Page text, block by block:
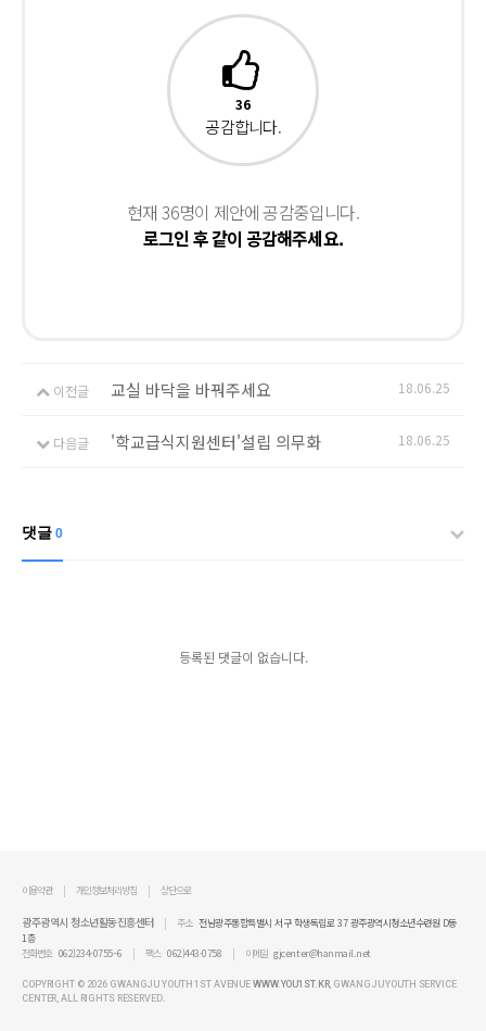
36
공감합니다.
현재 36명이 제안에 공감중입니다.
로그인 후 같이 공감해주세요.
이전글 교실 바닥을 바꿔주세요 18.06.25
다음글 '학교급식지원센터'설립 의무화 18.06.25
댓글 0
등록된 댓글이 없습니다.
이용약관 개인정보처리방침 상단으로
광주광역시 청소년활동진흥센터 주소 전남광주통합특별시 서구 학생독립로 37 광주광역시청소년수련원 D동
1층
전화번호 062)234-0755~6 팩스 062)443-0758 이메일 gjcenter@hanmail.net
COPYRIGHT © 2026 GWANGJU YOUTH 1ST AVENUEWWW.YOU1ST.KR, GWANGJU YOUTH SERVICE
CENTER,ALL RIGHTS RESERVED.